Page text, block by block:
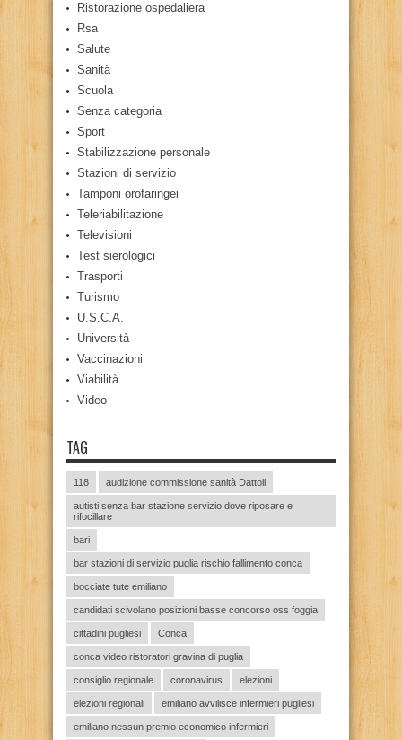
Ristorazione ospedaliera
Rsa
Salute
Sanità
Scuola
Senza categoria
Sport
Stabilizzazione personale
Stazioni di servizio
Tamponi orofaringei
Teleriabilitazione
Televisioni
Test sierologici
Trasporti
Turismo
U.S.C.A.
Università
Vaccinazioni
Viabilità
Video
TAG
118 audizione commissione sanità Dattoli
autisti senza bar stazione servizio dove riposare e
rifocillare
bari
bar stazioni di servizio puglia rischio fallimento conca
bocciate tute emiliano
candidati scivolano posizioni basse concorso oss foggia
cittadini pugliesi Conca
conca video ristoratori gravina di puglia
consiglio regionale coronavirus elezioni
elezioni regionali emiliano avvilisce infermieri pugliesi
emiliano nessun premio economico infermieri